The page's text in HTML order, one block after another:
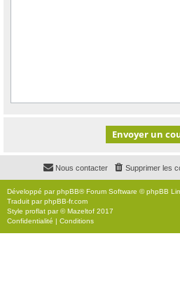
Supprimer les
Nous contacter
Développé parphpBB® Forum Software © phpBB
Traduit parphpBB-fr.com
Style proflat par ©Mazeltof 2017
Confidentialité | Conditions